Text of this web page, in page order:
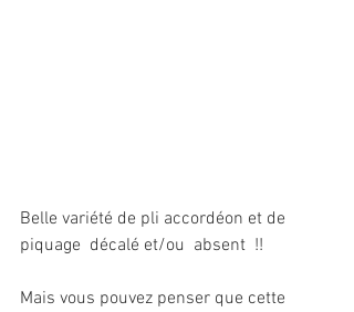
Belle variété de pli accordéon et de
piquage  décalé et/ou  absent  !!
Mais vous pouvez penser que cette